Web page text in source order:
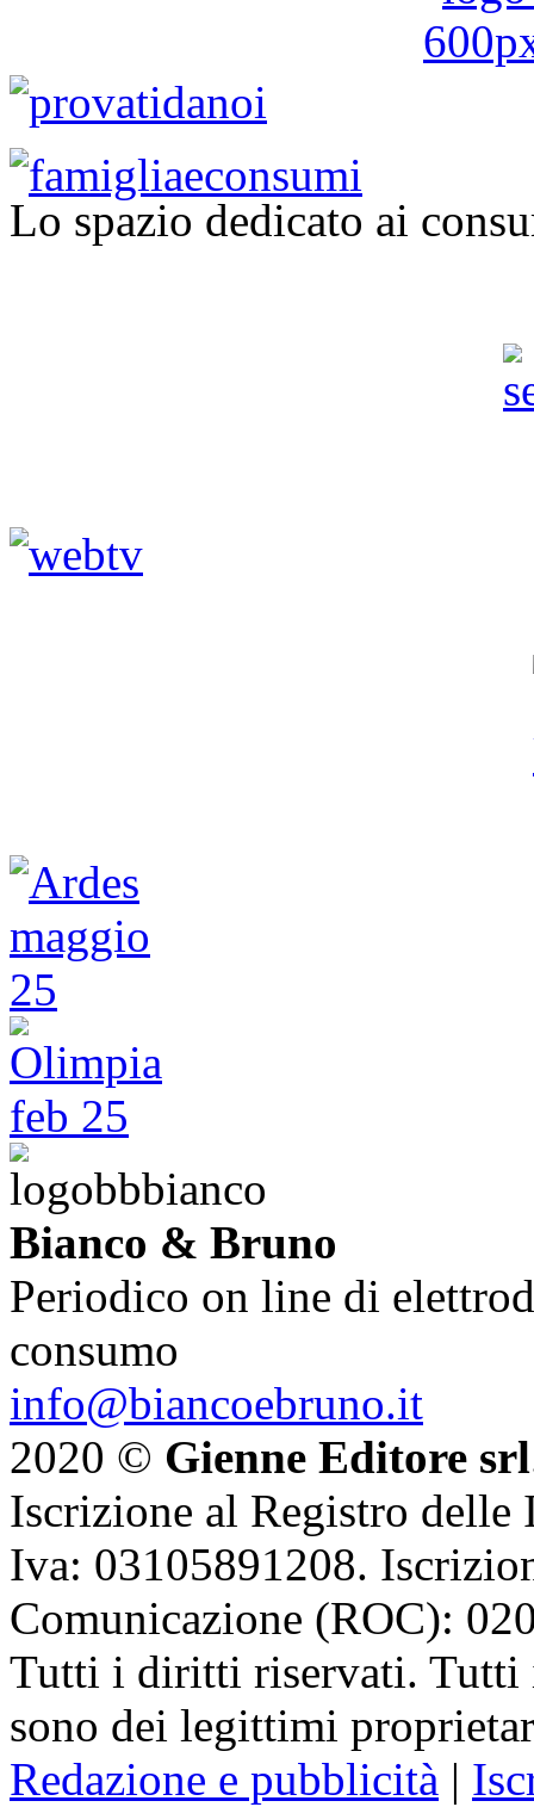
Lo spazio dedicato ai
Bianco & Bruno
Periodico on line di
consumo
info@biancoebruno.it
2020 © Gienne Editore srl
Iscrizione al Registro delle
Iva: 03105891208.
Comunicazione (ROC):
Tutti i diritti riservati. Tutti
sono dei legittimi
Redazione e pubblicità |